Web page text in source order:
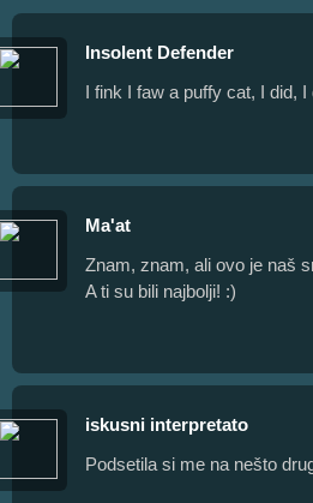
Insolent Defender
I fink I faw a puffy cat, I did, I
Ma'at
Znam, znam, ali ovo je naš
A ti su bili najbolji! :)
iskusni interpretato
Podsetila si me na nešto